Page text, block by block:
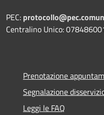
PEC:
Centralino Unico:
Prenotazione
Segnalazione
Leggi le FAQ